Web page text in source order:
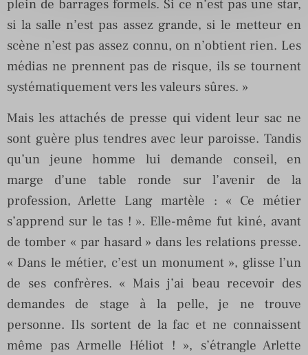
plein de barrages formels. Si ce n’est pas une star,
si la salle n’est pas assez grande, si le metteur en
scène n’est pas assez connu, on n’obtient rien. Les
médias ne prennent pas de risque, ils se tournent
systématiquement vers les valeurs sûres. »
Mais les attachés de presse qui vident leur sac ne
sont guère plus tendres avec leur paroisse. Tandis
qu’un jeune homme lui demande conseil, en
marge d’une table ronde sur l’avenir de la
profession, Arlette Lang martèle : « Ce métier
s’apprend sur le tas ! ». Elle-même fut kiné, avant
de tomber « par hasard » dans les relations presse.
« Dans le métier, c’est un monument », glisse l’un
de ses confrères. « Mais j’ai beau recevoir des
demandes de stage à la pelle, je ne trouve
personne. Ils sortent de la fac et ne connaissent
même pas Armelle Héliot ! », s’étrangle Arlette